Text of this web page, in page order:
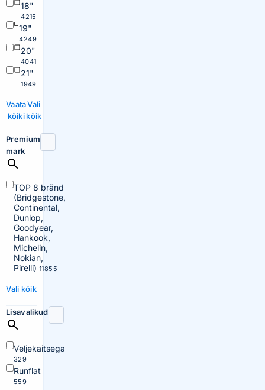
18"
4215
19"
4249
20"
4041
21"
1949
Vaata
kõiki
Vali
kõik
Premium
mark
TOP 8 bränd
(Bridgestone,
Continental,
Dunlop,
Goodyear,
Hankook,
Michelin,
Nokian,
Pirelli) 11855
Vali kõik
Lisavalikud
Veljekaitsega
329
Runflat
559